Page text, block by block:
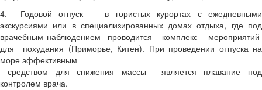
4. Годовой отпуск — в гористых курортах с ежедневными
экскурсиями или в специализированных домах отдыха, где под
врачебным наблюдением проводится комплекс мероприятий
для похудания (Приморье, Китен). При проведении отпуска на
море эффективным
средством для снижения массы является плавание под
контролем врача.